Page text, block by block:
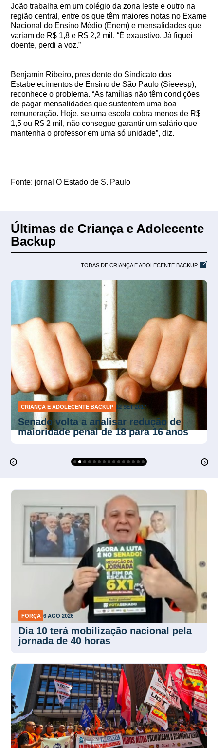
João trabalha em um colégio da zona leste e outro na
região central, entre os que têm maiores notas no Exame
Nacional do Ensino Médio (Enem) e mensalidades que
variam de R$ 1,8 e R$ 2,2 mil. “É exaustivo. Já fiquei
doente, perdi a voz.”
Benjamin Ribeiro, presidente do Sindicato dos
Estabelecimentos de Ensino de São Paulo (Sieeesp),
reconhece o problema. “As famílias não têm condições
de pagar mensalidades que sustentem uma boa
remuneração. Hoje, se uma escola cobra menos de R$
1,5 ou R$ 2 mil, não consegue garantir um salário que
mantenha o professor em uma só unidade”, diz.
Fonte: jornal O Estado de S. Paulo
Últimas de Criança e Adolecente
Backup
TODAS DE CRIANÇA E ADOLECENTE BACKUP
CRIANÇA E ADOLECENTE BACKUP 5 SET 2017
Taxa de mortalidade infantil cai 8,3%
em São Paulo, segundo estudo
FORÇA 6 AGO 2026
Dia 10 terá mobilização nacional pela
jornada de 40 horas